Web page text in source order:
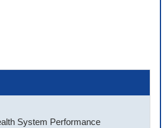
System Performance